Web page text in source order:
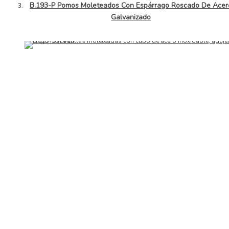
B.193-P Pomos Moleteados Con Espárrago Roscado De
Galvanizado